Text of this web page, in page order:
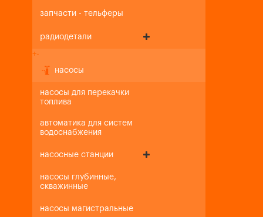
запчасти - тельферы
радиодетали
+-
насосы
насосы для перекачки
топлива
автоматика для систем
водоснабжения
насосные станции
насосы глубинные,
скважинные
насосы магистральные